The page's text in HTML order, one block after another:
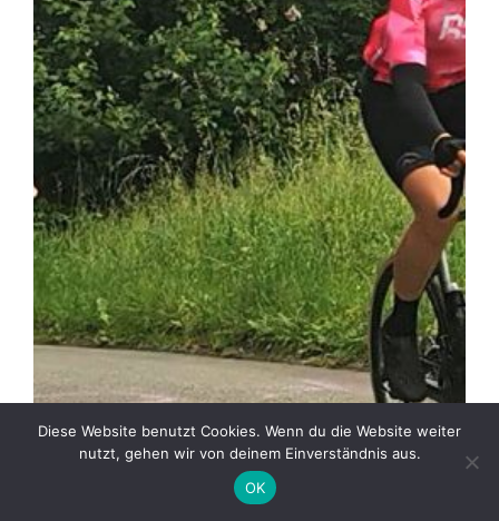
Diese Website benutzt Cookies. Wenn du die Website weiter
nutzt, gehen wir von deinem Einverständnis aus.
OK